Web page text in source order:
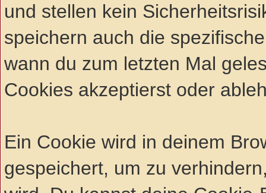
und stellen kein
speichern auch die
wann du zum letzten Mal
Cookies akzeptierst oder
Ein Cookie wird in deinem
gespeichert, um zu